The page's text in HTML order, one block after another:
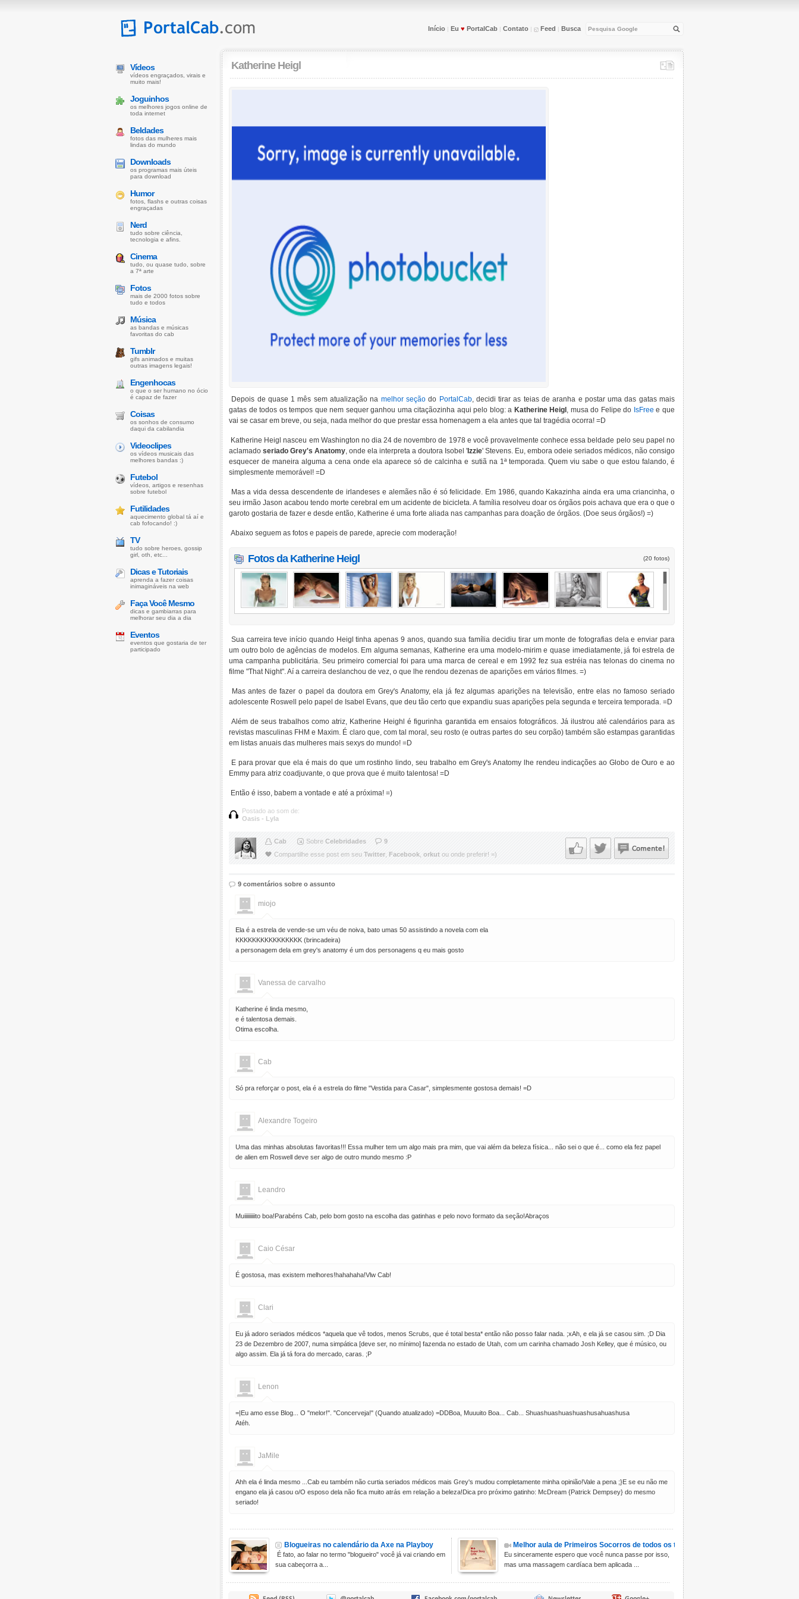
Início | Eu ♥ PortalCab | Contato | Feed | Busca
Katherine Heigl
Depois de quase 1 mês sem atualização na melhor seçãodo PortalCab, decidi tirar as teias de aranha e postar uma das gatas mais
gatas de todos os tempos que nem sequer ganhou uma citaçãozinha aqui pelo blog: a Katherine Heigl , musa do Felipe do IsFree e que
vai se casar em breve, ou seja, nada melhor do que prestar essa homenagem a ela antes que tal tragédia ocorra! =D
Katherine Heigl nasceu em Washington no dia 24 de novembro de 1978 e você provavelmente conhece essa beldade pelo seu papel no
aclamado seriado Grey's Anatomy, onde ela interpreta a doutora Isobel ' Izzie' Stevens. Eu, embora odeie seriados médicos, não consigo
esquecer de maneira alguma a cena onde ela aparece só de calcinha e sutiã na 1ª temporada. Quem viu sabe o que estou falando, é
simplesmente memorável! =D
Mas a vida dessa descendente de irlandeses e alemães não é só felicidade. Em 1986, quando Kakazinha ainda era uma criancinha, o
seu irmão Jason acabou tendo morte cerebral em um acidente de bicicleta. A família resolveu doar os órgãos pois achava que era o que o
garoto gostaria de fazer e desde então, Katherine é uma forte aliada nas campanhas para doação de órgãos. (Doe seus órgãos!) =)
Abaixo seguem as fotos e papeis de parede, aprecie com moderação!
(20 fotos)
Fotos da Katherine Heigl
Sua carreira teve início quando Heigl tinha apenas 9 anos, quando sua família decidiu tirar um monte de fotografias dela e enviar para
um outro bolo de agências de modelos. Em alguma semanas, Katherine era uma modelo-mirim e quase imediatamente, já foi estrela de
uma campanha publicitária. Seu primeiro comercial foi para uma marca de cereal e em 1992 fez sua estréia nas telonas do cinema no
filme "That Night". Aí a carreira deslanchou de vez, o que lhe rendou dezenas de aparições em vários filmes. =)
Mas antes de fazer o papel da doutora em Grey's Anatomy, ela já fez algumas aparições na televisão, entre elas no famoso seriado
adolescente Roswell pelo papel de Isabel Evans, que deu tão certo que expandiu suas aparições pela segunda e terceira temporada. =D
Além de seus trabalhos como atriz, Katherine Heighl é figurinha garantida em ensaios fotográficos. Já ilustrou até calendários para as
revistas masculinas FHM e Maxim. É claro que, com tal moral, seu rosto (e outras partes do seu corpão) também são estampas garantidas
em listas anuais das mulheres mais sexys do mundo! =D
E para provar que ela é mais do que um rostinho lindo, seu trabalho em Grey's Anatomy lhe rendeu indicações ao Globo de Ouro e ao
Emmy para atriz coadjuvante, o que prova que é muito talentosa! =D
Então é isso, babem a vontade e até a próxima! =)
Postado ao som de:
Oasis - Lyla
Cab Sobre Celebridades
9
Compartilhe esse post em seu Twitter Facebook orkut ou onde preferir! =)
9 comentários sobre o assunto
miojo
Ela é a estrela de vende-se um véu de noiva, bato umas 50 assistindo a novela com ela
KKKKKKKKKKKKKKKK (brincadeira)
a personagem dela em grey's anatomy é um dos personagens q eu mais gosto
Vanessa de carvalho
Katherine é linda mesmo,
e é talentosa demais.
Otima escolha.
Cab
Só pra reforçar o post, ela é a estrela do filme "Vestida para Casar", simplesmente gostosa demais! =D
Alexandre Togeiro
Uma das minhas absolutas favoritas!!! Essa mulher tem um algo mais pra mim, que vai além da beleza física... não sei o que é... como ela fez papel
de alien em Roswell deve ser algo de outro mundo mesmo :P
Leandro
Muiiiiiiiiito boa!Parabéns Cab, pelo bom gosto na escolha das gatinhas e pelo novo formato da seção!Abraços
Caio César
É gostosa, mas existem melhores!hahahaha!Vlw Cab!
Clari
Eu já adoro seriados médicos *aquela que vê todos, menos Scrubs, que é total besta* então não posso falar nada. ;xAh, e ela já se casou sim. ;D Dia
23 de Dezembro de 2007, numa simpática [deve ser, no mínimo] fazenda no estado de Utah, com um carinha chamado Josh Kelley, que é músico, ou
algo assim. Ela já tá fora do mercado, caras. ;P
Lenon
=|Eu amo esse Blog... O "melor!". "Concerveja!" (Quando atualizado) =DDBoa, Muuuito Boa... Cab... Shuashuashuashuashusahuashusa
Atéh.
JaMile
Ahh ela é linda mesmo ...Cab eu também não curtia seriados médicos mais Grey's mudou completamente minha opinião!Vale a pena ;}E se eu não me
engano ela já casou o/O esposo dela não fica muito atrás em relação a beleza!Dica pro próximo gatinho: McDream {Patrick Dempsey} do mesmo
seriado!
Blogueiras no calendário da Axe na Playboy
É fato, ao falar no termo "blogueiro" você já vai criando em
sua cabeçorra a...
Melhor aula de Primeiros Socorros de todos os tempos! \O/
Eu sinceramente espero que você nunca passe por isso,
mas uma massagem cardíaca bem aplicada ...
Vídeos
vídeos engraçados, virais e
muito mais!
Joguinhos
os melhores jogos online de
toda internet
Beldades
fotos das mulheres mais
lindas do mundo
Downloads
os programas mais úteis
para download
Humor
fotos, flashs e outras coisas
engraçadas
Nerd
tudo sobre ciência,
tecnologia e afins.
Cinema
tudo, ou quase tudo, sobre
a 7ª arte
Fotos
mais de 2000 fotos sobre
tudo e todos
Música
as bandas e músicas
favoritas do cab
Tumblr
gifs animados e muitas
outras imagens legais!
Engenhocas
o que o ser humano no ócio
é capaz de fazer
Coisas
os sonhos de consumo
daqui da cabilandia
Videoclipes
os vídeos musicais das
melhores bandas :)
Futebol
vídeos, artigos e resenhas
sobre futebol
Futilidades
aquecimento global tá aí e
cab fofocando! :)
TV
tudo sobre heroes, gossip
girl, oth, etc...
Dicas e Tutoriais
aprenda a fazer coisas
inimagináveis na web
Faça Você Mesmo
dicas e gambiarras para
melhorar seu dia a dia
Eventos
eventos que gostaria de ter
participado